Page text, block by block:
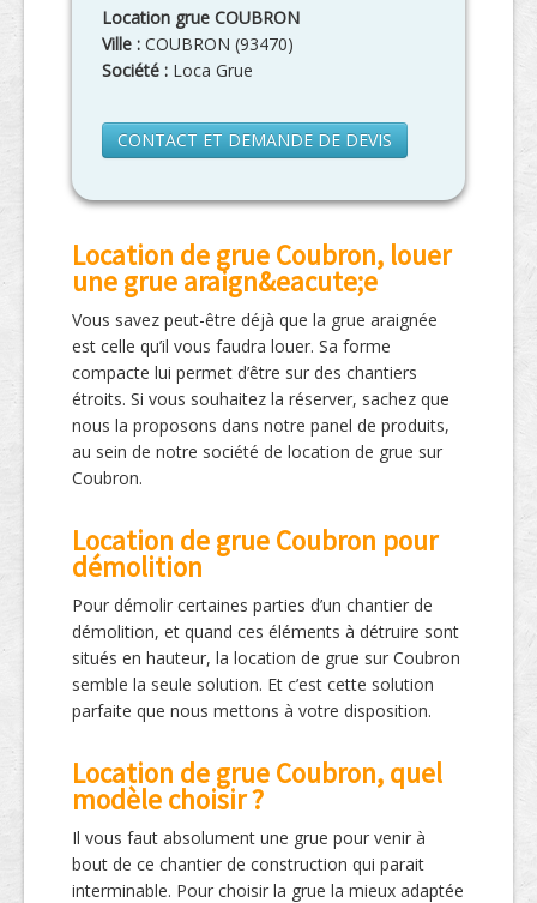
Location grue COUBRON
Ville : COUBRON (93470)
Société : Loca Grue
CONTACT ET DEMANDE DE DEVIS
Location de grue Coubron, louer
une grue araign&eacute;e
Vous savez peut-être déjà que la grue araignée
est celle qu’il vous faudra louer. Sa forme
compacte lui permet d’être sur des chantiers
étroits. Si vous souhaitez la réserver, sachez que
nous la proposons dans notre panel de produits,
au sein de notre société de location de grue sur
Coubron.
Location de grue Coubron pour
démolition
Pour démolir certaines parties d’un chantier de
démolition, et quand ces éléments à détruire sont
situés en hauteur, la location de grue sur Coubron
semble la seule solution. Et c’est cette solution
parfaite que nous mettons à votre disposition.
Location de grue Coubron, quel
modèle choisir ?
Il vous faut absolument une grue pour venir à
bout de ce chantier de construction qui parait
interminable. Pour choisir la grue la mieux adaptée